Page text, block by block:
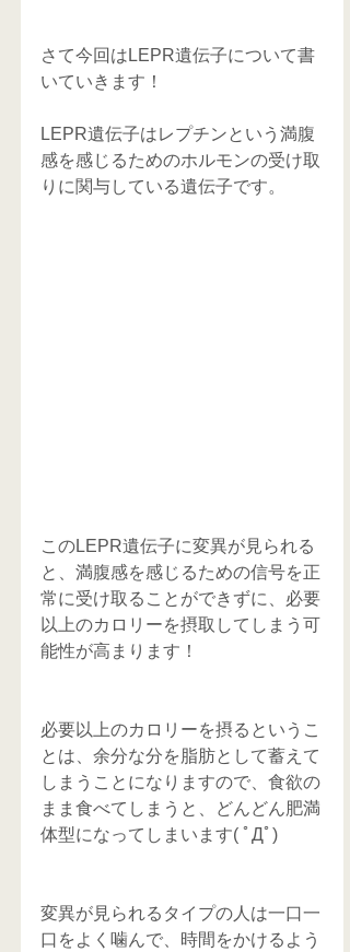
さて今回はLEPR遺伝子について書
いていきます！
LEPR遺伝子はレプチンという満腹
感を感じるためのホルモンの受け取
りに関与している遺伝子です。
このLEPR遺伝子に変異が見られる
と、満腹感を感じるための信号を正
常に受け取ることができずに、必要
以上のカロリーを摂取してしまう可
能性が高まります！
必要以上のカロリーを摂るというこ
とは、余分な分を脂肪として蓄えて
しまうことになりますので、食欲の
まま食べてしまうと、どんどん肥満
体型になってしまいます( ﾟДﾟ)
変異が見られるタイプの人は一口一
口をよく噛んで、時間をかけるよう